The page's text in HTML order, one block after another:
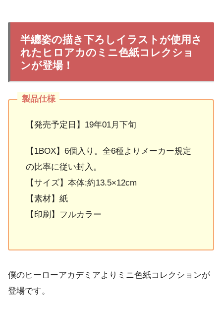
半纏姿の描き下ろしイラストが使用さ
れたヒロアカのミニ色紙コレクショ
ンが登場！
【発売予定日】19年01月下旬
【1BOX】6個入り。全6種よりメーカー規定
の比率に従い封入。
【サイズ】本体:約13.5×12cm
【素材】紙
【印刷】フルカラー
僕のヒーローアカデミアよりミニ色紙コレクションが
登場です。